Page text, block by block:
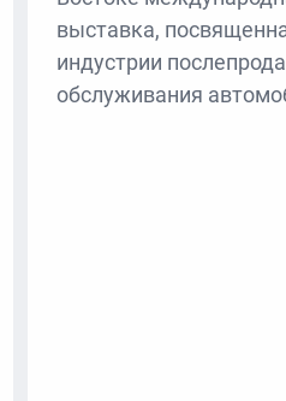
выставка,
индустрии
обслуживания